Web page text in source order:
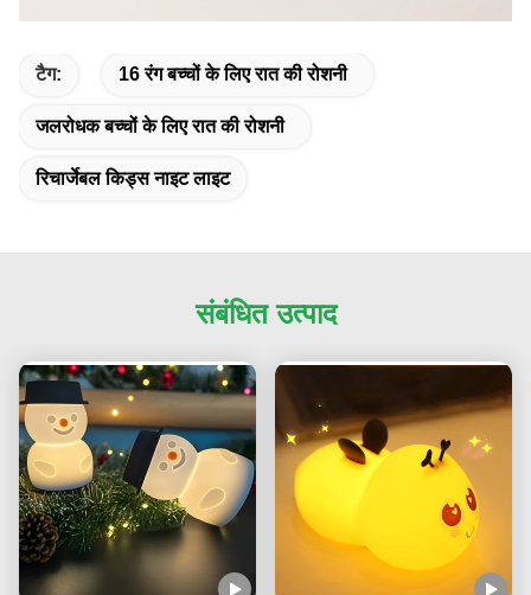
टैग: 16 रंग बच्चों के लिए रात की रोशनी
जलरोधक बच्चों के लिए रात की रोशनी
रिचार्जेबल किड्स नाइट लाइट
संबंधित उत्पाद